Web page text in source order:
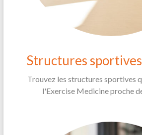
Structures
Trouvez les structures sportives
l'Exercise Medicine proche